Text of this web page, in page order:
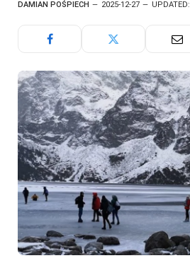
DAMIAN POŚPIECH 2025-12-27 UPDATED: